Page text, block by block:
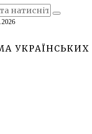
УКРАЇНСЬКИХ